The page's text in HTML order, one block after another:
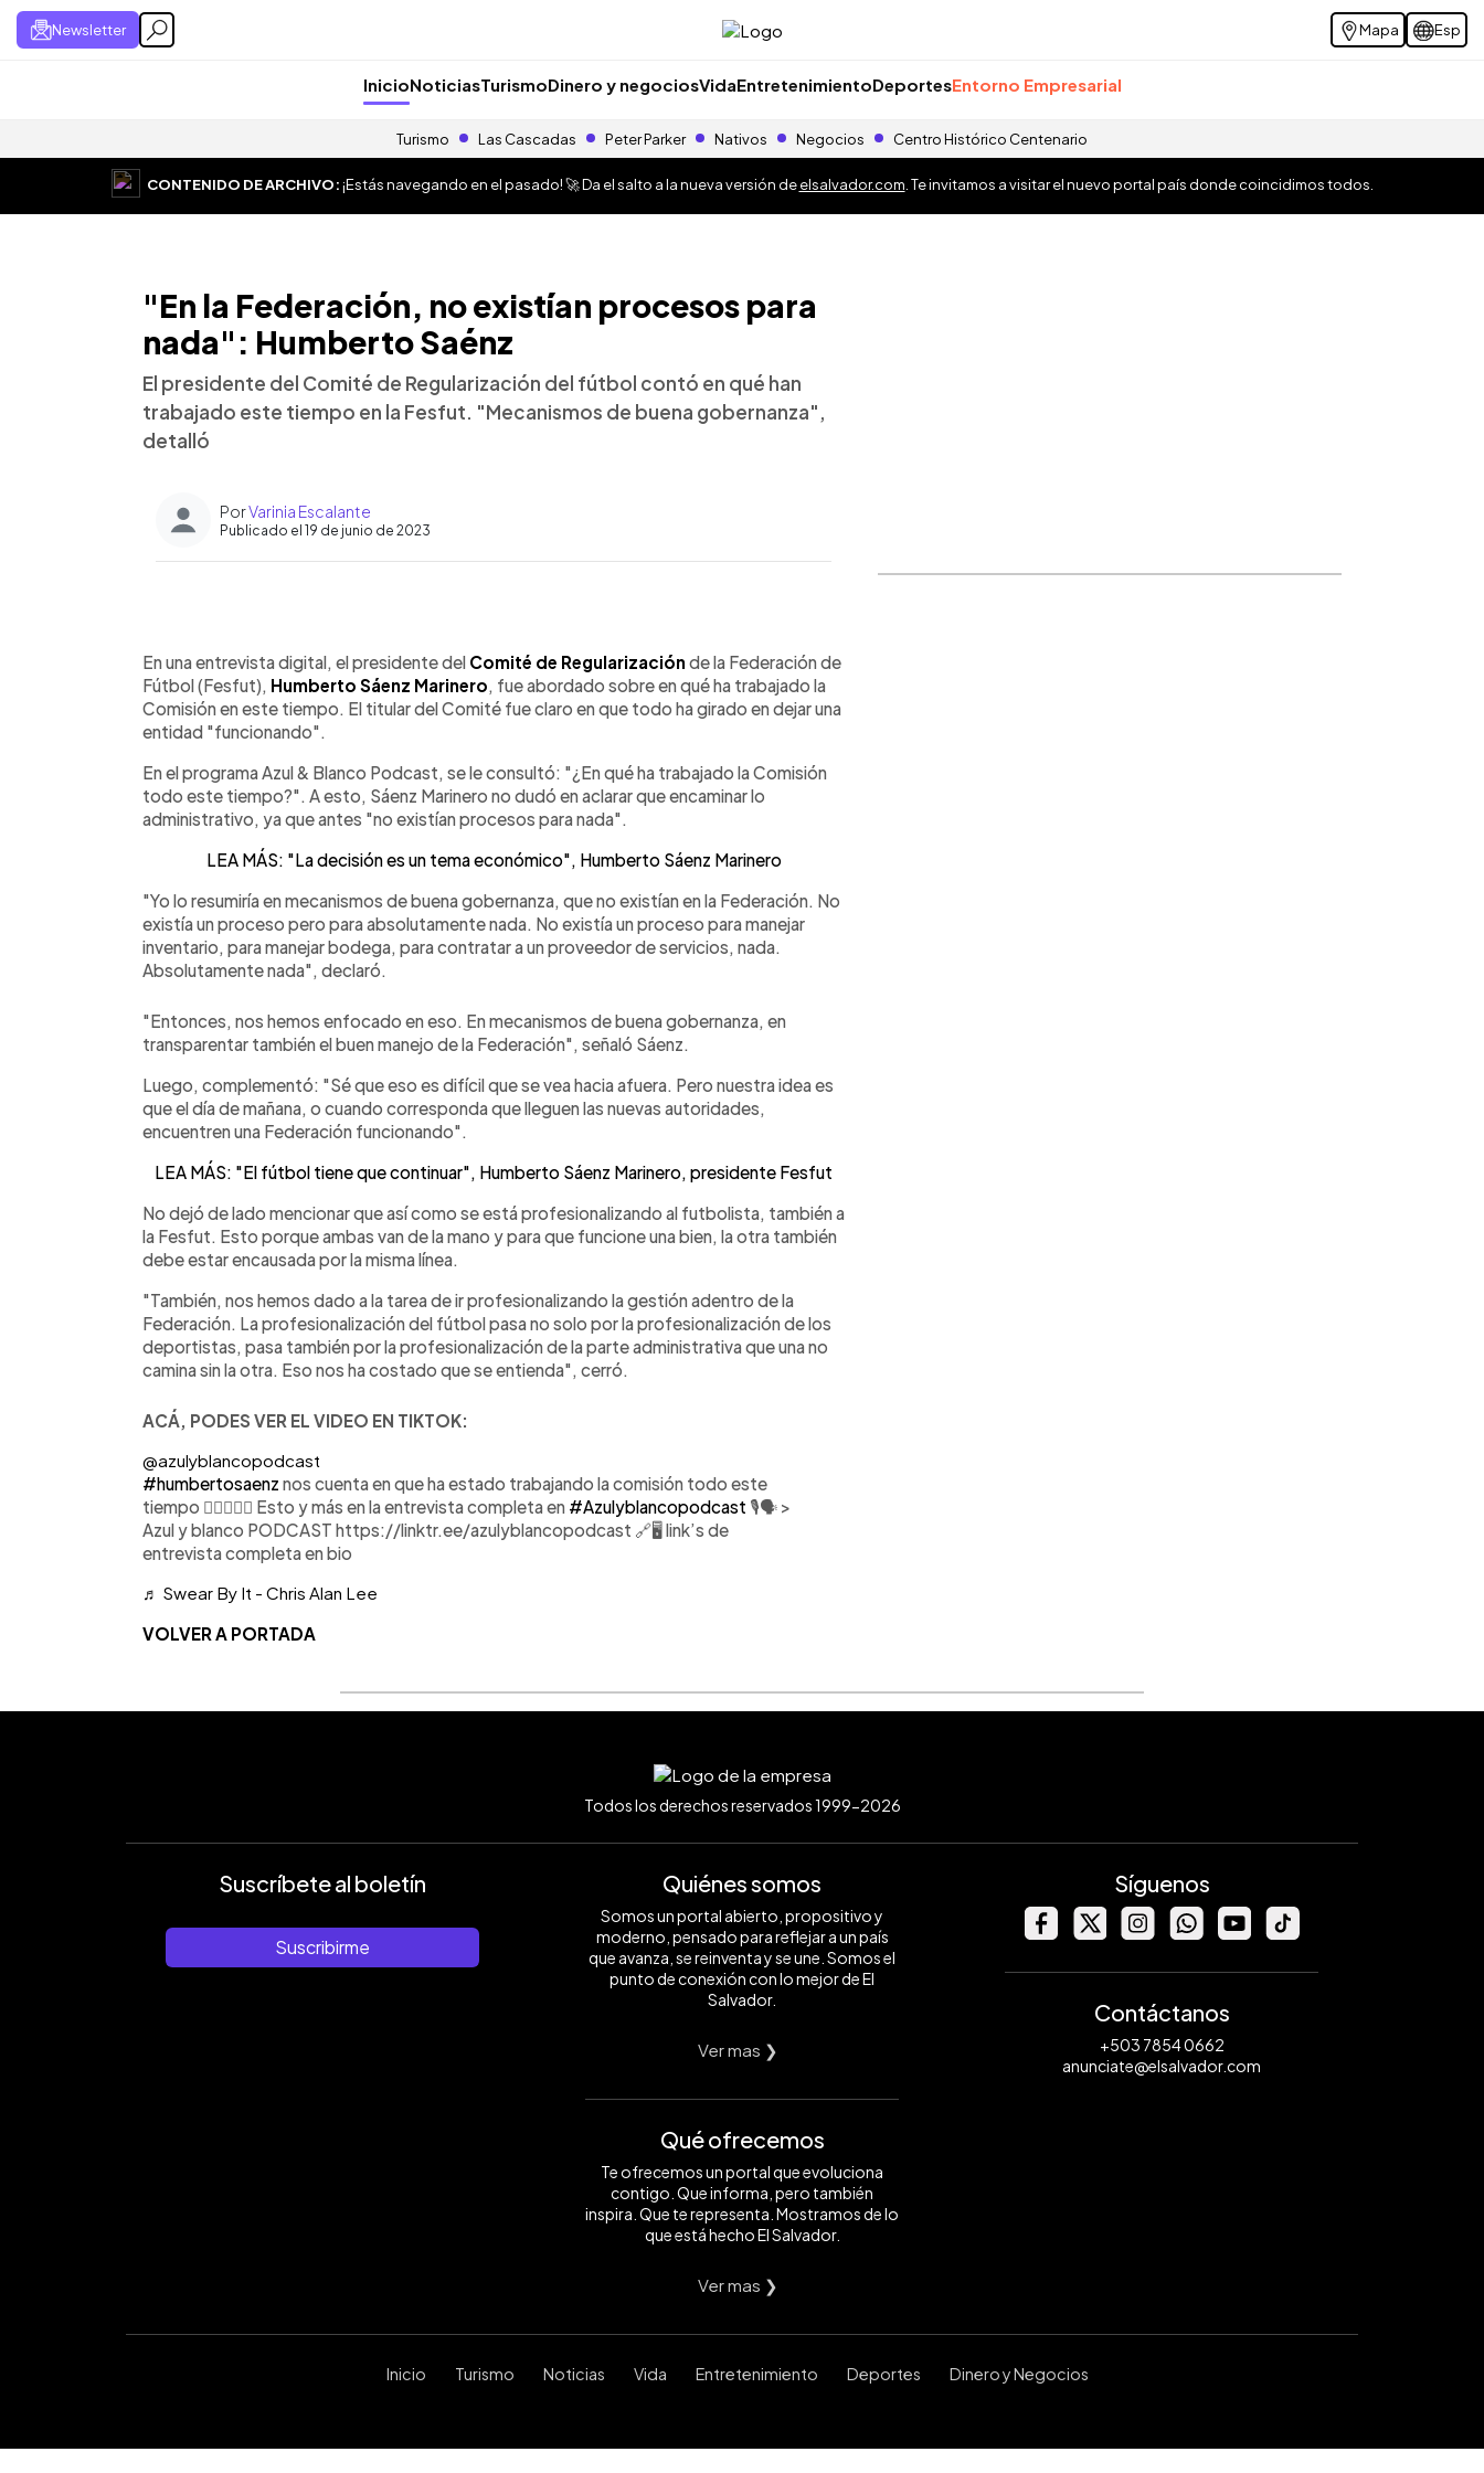
Newsletter Mapa Esp
InicioNoticiasTurismoDinero y negociosVidaEntretenimientoDeportesEntorno Empresarial
Turismo Las Cascadas Peter Parker Nativos Negocios Centro Histórico Centenario
CONTENIDO DE ARCHIVO:¡Estás navegando en el pasado! 🚀 Da el salto a la nueva versión deelsalvador.com . Te invitamos a visitar el nuevo portal país donde coincidimos todos.
"En la Federación, no existían procesos para
nada": Humberto Saénz
El presidente del Comité de Regularización del fútbol contó en qué han
trabajado este tiempo en la Fesfut. "Mecanismos de buena gobernanza",
detalló
PorVarinia Escalante
Publicado el 19 de junio de 2023
► Escuchar artículo
En una entrevista digital, el presidente del Comité de Regularización de la Federación de
Fútbol (Fesfut), Humberto Sáenz Marinero, fue abordado sobre en qué ha trabajado la
Comisión en este tiempo. El titular del Comité fue claro en que todo ha girado en dejar una
entidad "funcionando".
En el programa Azul & Blanco Podcast, se le consultó: "¿En qué ha trabajado la Comisión
todo este tiempo?". A esto, Sáenz Marinero no dudó en aclarar que encaminar lo
administrativo, ya que antes "no existían procesos para nada".
LEA MÁS: "La decisión es un tema económico", Humberto Sáenz Marinero
"Yo lo resumiría en mecanismos de buena gobernanza, que no existían en la Federación. No
existía un proceso pero para absolutamente nada. No existía un proceso para manejar
inventario, para manejar bodega, para contratar a un proveedor de servicios, nada.
Absolutamente nada", declaró.
"Entonces, nos hemos enfocado en eso. En mecanismos de buena gobernanza, en
transparentar también el buen manejo de la Federación", señaló Sáenz.
Luego, complementó: "Sé que eso es difícil que se vea hacia afuera. Pero nuestra idea es
que el día de mañana, o cuando corresponda que lleguen las nuevas autoridades,
encuentren una Federación funcionando".
LEA MÁS: "El fútbol tiene que continuar", Humberto Sáenz Marinero, presidente Fesfut
No dejó de lado mencionar que así como se está profesionalizando al futbolista, también a
la Fesfut. Esto porque ambas van de la mano y para que funcione una bien, la otra también
debe estar encausada por la misma línea.
"También, nos hemos dado a la tarea de ir profesionalizando la gestión adentro de la
Federación. La profesionalización del fútbol pasa no solo por la profesionalización de los
deportistas, pasa también por la profesionalización de la parte administrativa que una no
camina sin la otra. Eso nos ha costado que se entienda", cerró.
ACÁ, PODES VER EL VIDEO EN TIKTOK:
@azulyblancopodcast
#humbertosaenz nos cuenta en que ha estado trabajando la comisión todo este
tiempo 👌🏻🧐✍🏻 Esto y más en la entrevista completa en #Azulyblancopodcast 🎙️🗣️ >
Azul y blanco PODCAST https://linktr.ee/azulyblancopodcast 🔗🖥️ link’s de
entrevista completa en bio
♬ Swear By It - Chris Alan Lee
VOLVER A PORTADA
Todos los derechos reservados 1999-2026
Suscríbete al boletín
Suscribirme
Quiénes somos
Somos un portal abierto, propositivo y
moderno, pensado para reflejar a un país
que avanza, se reinventa y se une. Somos el
punto de conexión con lo mejor de El
Salvador.
Ver mas ❯
Qué ofrecemos
Te ofrecemos un portal que evoluciona
contigo. Que informa, pero también
inspira. Que te representa. Mostramos de lo
que está hecho El Salvador.
Ver mas ❯
Síguenos
Contáctanos
+503 7854 0662
anunciate@elsalvador.com
Inicio Turismo Noticias Vida Entretenimiento Deportes Dinero y Negocios